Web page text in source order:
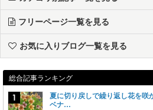
フリーページ一覧を見る
お気に入りブログ一覧を見る
総合記事ランキング
夏に切り戻しで繰り返し花を
ベナ…